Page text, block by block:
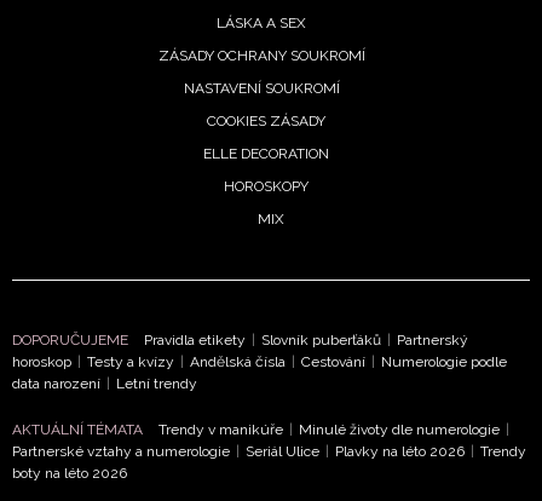
Přihlášením k newsletteru souhlasíte sObchodními
společnosti BurdaMedia Extra s.r.o.
s.r.o. bude s Vašimi údaji pracovat zejména k organizaci a
vyhodnocení akce a zasílání novinek.
LÁSKA A SEX
ZÁSADY OCHRANY SOUKROMÍ
NASTAVENÍ SOUKROMÍ
COOKIES ZÁSADY
ELLE DECORATION
HOROSKOPY
MIX
DOPORUČUJEME Pravidla etikety | Slovník puberťáků | Partnerský
horoskop | Testy a kvízy | Andělská čísla | Cestování | Numerologie podle
data narození | Letní trendy
AKTUÁLNÍ TÉMATA Trendy v manikúře | Minulé životy dle numerologie |
Partnerské vztahy a numerologie | Seriál Ulice | Plavky na léto 2026 | Trendy
boty na léto 2026